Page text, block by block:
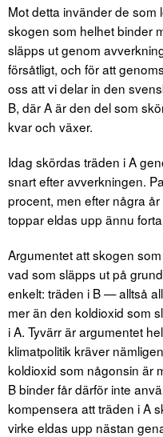
Mot detta invänder de
skogen som helhet binder
släpps ut genom
försåtligt, och för att
oss att vi delar in den
B, där A är den del som
kvar och växer.
Idag skördas träden i A
snart efter avverkningen.
procent, men efter några
toppar eldas upp ännu
Argumentet att skogen
vad som släpps ut på
enkelt: träden i B — alltså
mer än den koldioxid som
i A. Tyvärr är argumentet
klimatpolitik kräver
koldioxid som någonsin är
B binder får därför inte
kompensera att träden i A
virke eldas upp nästan